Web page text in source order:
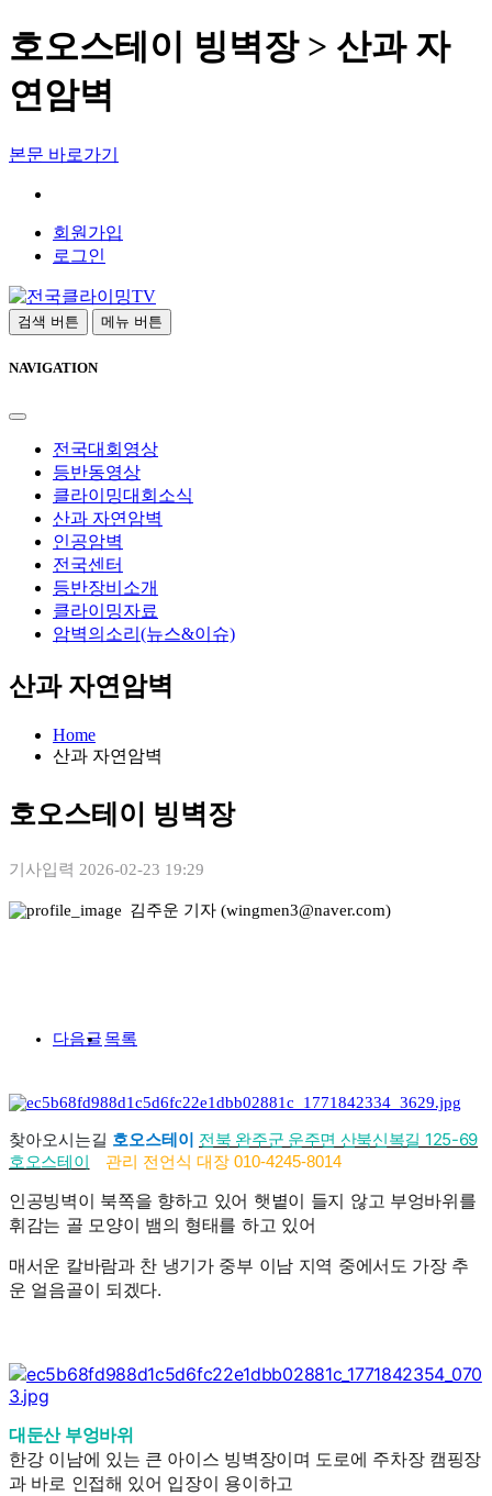
호오스테이 빙벽장 > 산과 자
연암벽
본문 바로가기
회원가입
로그인
검색 버튼 메뉴 버튼
NAVIGATION
전국대회영상
등반동영상
클라이밍대회소식
산과 자연암벽
인공암벽
전국센터
등반장비소개
클라이밍자료
암벽의소리(뉴스&이슈)
산과 자연암벽
Home
산과 자연암벽
호오스테이 빙벽장
기사입력 2026-02-23 19:29
김주운 기자 (wingmen3@naver.com)
다음글 목록
찾아오시는길 호오스테이 전북 완주군 운주면 산북신복길 125-69
호오스테이
관리 전언식 대장 010-4245-8014
인공빙벽이 북쪽을 향하고 있어 햇볕이 들지 않고 부엉바위를
휘감는 골 모양이 뱀의 형태를 하고 있어
매서운 칼바람과 찬 냉기가 중부 이남 지역 중에서도 가장 추
운 얼음골이 되겠다.
대둔산 부엉바위
한강 이남에 있는 큰 아이스 빙벽장이며 도로에 주차장 캠핑장
과 바로 인접해 있어 입장이 용이하고